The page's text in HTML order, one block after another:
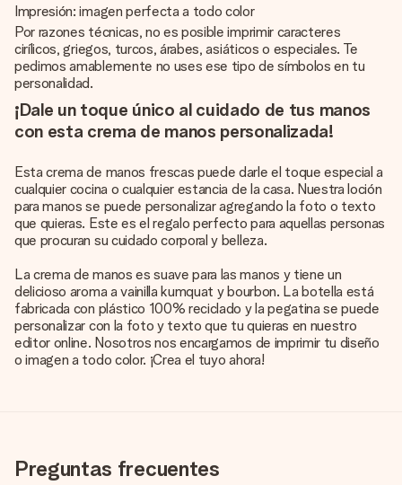
Impresión: imagen perfecta a todo color
Por razones técnicas, no es posible imprimir caracteres
cirílicos, griegos, turcos, árabes, asiáticos o especiales. Te
pedimos amablemente no uses ese tipo de símbolos en tu
personalidad.
¡Dale un toque único al cuidado de tus manos
con esta crema de manos personalizada!
Esta crema de manos frescas puede darle el toque especial a
cualquier cocina o cualquier estancia de la casa. Nuestra loción
para manos se puede personalizar agregando la foto o texto
que quieras. Este es el regalo perfecto para aquellas personas
que procuran su cuidado corporal y belleza.
La crema de manos es suave para las manos y tiene un
delicioso aroma a vainilla kumquat y bourbon. La botella está
fabricada con plástico 100% reciclado y la pegatina se puede
personalizar con la foto y texto que tu quieras en nuestro
editor online. Nosotros nos encargamos de imprimir tu diseño
o imagen a todo color. ¡Crea el tuyo ahora!
Preguntas frecuentes